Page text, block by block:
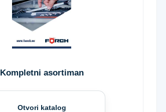
Kompletni asortiman
Otvori katalog